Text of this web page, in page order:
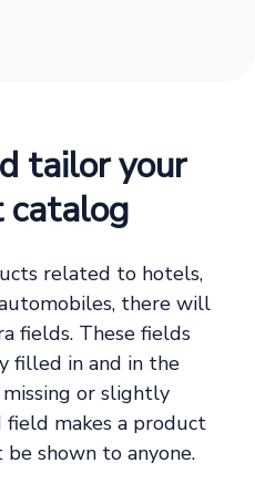
tailor your
catalog
related to hotels,
there will
fields. These fields
filled in and in the
or slightly
makes a product
be shown to anyone.